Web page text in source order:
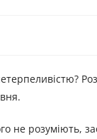
не розуміють,